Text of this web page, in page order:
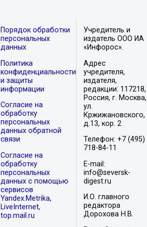
Порядок обработки
персональных
данных
Политика
конфиденциальности
и защиты
информации
Согласие на
обработку
персональных
данных обратной
связи
Согласие на
обработку
персональных
данных с помощью
сервисов
Yandex.Metrika,
LiveInternet,
top.mail.ru
Учредитель и
издатель ООО ИА
«Инфорос».
Адрес
учредителя,
издателя,
редакции: 117218,
Россия, г. Москва,
ул.
Кржижановского,
д.13, кор. 2
Телефон: +7 (495)
718-84-11
E-mail:
info@seversk-
digest.ru
И.О. главного
редактора
Дорохова Н.В.